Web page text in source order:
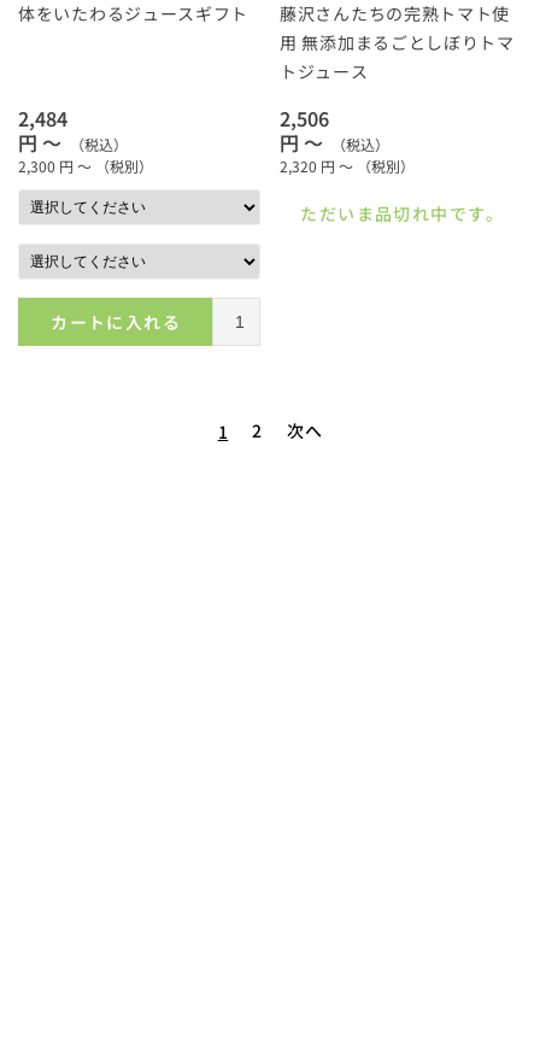
体をいたわるジュースギフト
2,484
円 ～
（税込）
2,300 円 ～ （税別）
カートに入れる
藤沢さんたちの完熟トマト使
用 無添加まるごとしぼりトマ
トジュース
2,506
円 ～
（税込）
2,320 円 ～ （税別）
ただいま品切れ中です。
1 2 次へ